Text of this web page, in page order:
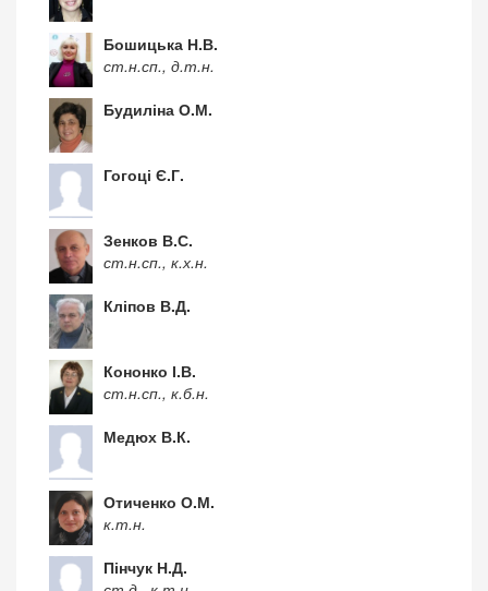
Бошицька Н.В.
ст.н.сп., д.т.н.
Будиліна О.М.
Гогоці Є.Г.
Зенков В.С.
ст.н.сп., к.х.н.
Кліпов В.Д.
Кононко І.В.
ст.н.сп., к.б.н.
Медюх В.К.
Отиченко О.М.
к.т.н.
Пінчук Н.Д.